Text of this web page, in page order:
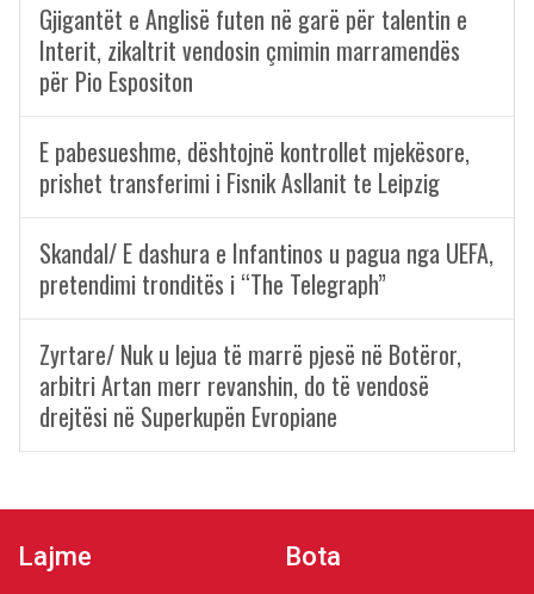
Gjigantët e Anglisë futen në garë për talentin e
Interit, zikaltrit vendosin çmimin marramendës
për Pio Espositon
E pabesueshme, dështojnë kontrollet mjekësore,
prishet transferimi i Fisnik Asllanit te Leipzig
Skandal/ E dashura e Infantinos u pagua nga UEFA,
pretendimi tronditës i “The Telegraph”
Zyrtare/ Nuk u lejua të marrë pjesë në Botëror,
arbitri Artan merr revanshin, do të vendosë
drejtësi në Superkupën Evropiane
Lajme Bota